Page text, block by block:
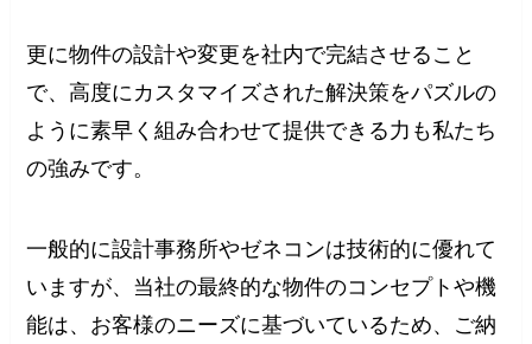
更に物件の設計や変更を社内で完結させること
で、高度にカスタマイズされた解決策をパズルの
ように素早く組み合わせて提供できる力も私たち
の強みです。
一般的に設計事務所やゼネコンは技術的に優れて
いますが、当社の最終的な物件のコンセプトや機
能は、お客様のニーズに基づいているため、ご納